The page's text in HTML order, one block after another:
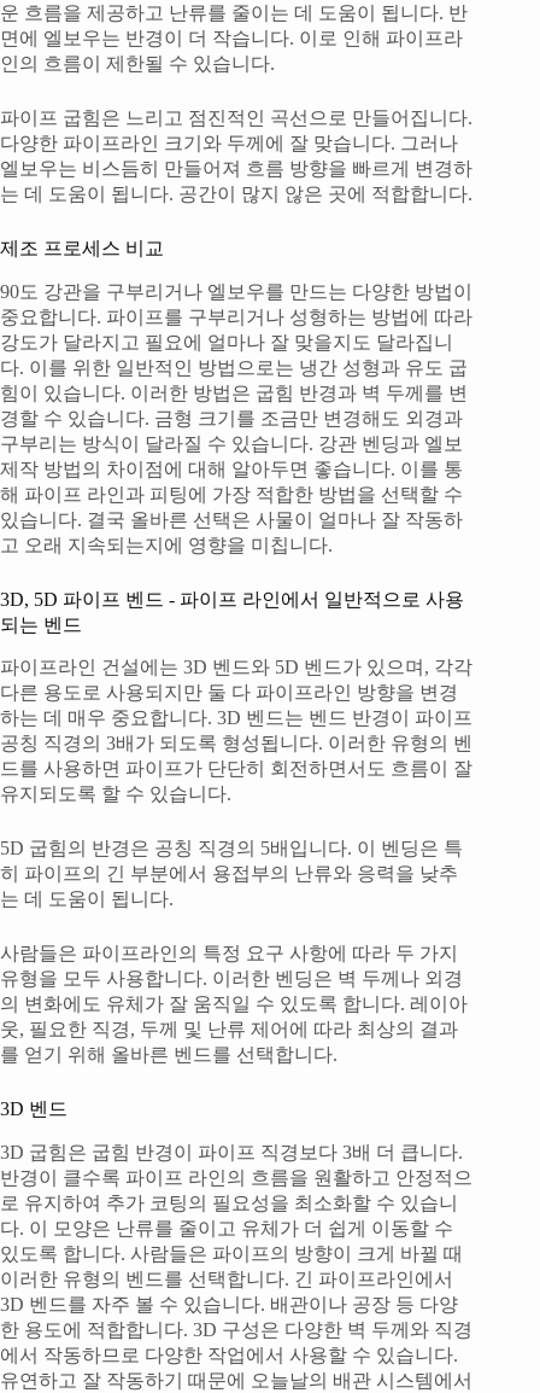
운 흐름을 제공하고 난류를 줄이는 데 도움이 됩니다. 반
면에 엘보우는 반경이 더 작습니다. 이로 인해 파이프라
인의 흐름이 제한될 수 있습니다.
파이프 굽힘은 느리고 점진적인 곡선으로 만들어집니다.
다양한 파이프라인 크기와 두께에 잘 맞습니다. 그러나
엘보우는 비스듬히 만들어져 흐름 방향을 빠르게 변경하
는 데 도움이 됩니다. 공간이 많지 않은 곳에 적합합니다.
제조 프로세스 비교
90도 강관을 구부리거나 엘보우를 만드는 다양한 방법이
중요합니다. 파이프를 구부리거나 성형하는 방법에 따라
강도가 달라지고 필요에 얼마나 잘 맞을지도 달라집니
다. 이를 위한 일반적인 방법으로는 냉간 성형과 유도 굽
힘이 있습니다. 이러한 방법은 굽힘 반경과 벽 두께를 변
경할 수 있습니다. 금형 크기를 조금만 변경해도 외경과
구부리는 방식이 달라질 수 있습니다. 강관 벤딩과 엘보
제작 방법의 차이점에 대해 알아두면 좋습니다. 이를 통
해 파이프 라인과 피팅에 가장 적합한 방법을 선택할 수
있습니다. 결국 올바른 선택은 사물이 얼마나 잘 작동하
고 오래 지속되는지에 영향을 미칩니다.
3D, 5D 파이프 벤드 - 파이프 라인에서 일반적으로 사용
되는 벤드
파이프라인 건설에는 3D 벤드와 5D 벤드가 있으며, 각각
다른 용도로 사용되지만 둘 다 파이프라인 방향을 변경
하는 데 매우 중요합니다. 3D 벤드는 벤드 반경이 파이프
공칭 직경의 3배가 되도록 형성됩니다. 이러한 유형의 벤
드를 사용하면 파이프가 단단히 회전하면서도 흐름이 잘
유지되도록 할 수 있습니다.
5D 굽힘의 반경은 공칭 직경의 5배입니다. 이 벤딩은 특
히 파이프의 긴 부분에서 용접부의 난류와 응력을 낮추
는 데 도움이 됩니다.
사람들은 파이프라인의 특정 요구 사항에 따라 두 가지
유형을 모두 사용합니다. 이러한 벤딩은 벽 두께나 외경
의 변화에도 유체가 잘 움직일 수 있도록 합니다. 레이아
웃, 필요한 직경, 두께 및 난류 제어에 따라 최상의 결과
를 얻기 위해 올바른 벤드를 선택합니다.
3D 벤드
3D 굽힘은 굽힘 반경이 파이프 직경보다 3배 더 큽니다.
반경이 클수록 파이프 라인의 흐름을 원활하고 안정적으
로 유지하여 추가 코팅의 필요성을 최소화할 수 있습니
다. 이 모양은 난류를 줄이고 유체가 더 쉽게 이동할 수
있도록 합니다. 사람들은 파이프의 방향이 크게 바뀔 때
이러한 유형의 벤드를 선택합니다. 긴 파이프라인에서
3D 벤드를 자주 볼 수 있습니다. 배관이나 공장 등 다양
한 용도에 적합합니다. 3D 구성은 다양한 벽 두께와 직경
에서 작동하므로 다양한 작업에서 사용할 수 있습니다.
유연하고 잘 작동하기 때문에 오늘날의 배관 시스템에서